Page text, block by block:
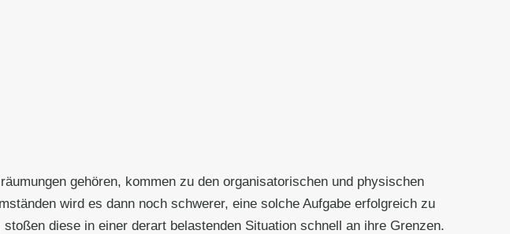
gehören, kommen zu den organisatorischen und physischen
wird es dann noch schwerer, eine solche Aufgabe erfolgreich zu
diese in einer derart belastenden Situation schnell an ihre Grenzen.